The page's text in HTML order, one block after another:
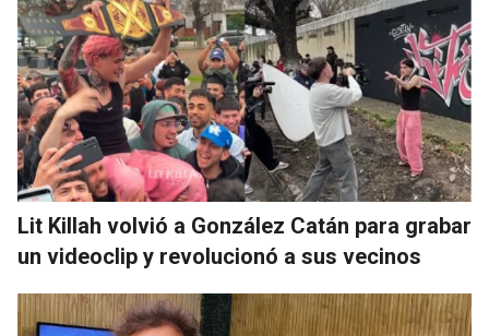
Lit Killah volvió a González Catán para grabar
un videoclip y revolucionó a sus vecinos